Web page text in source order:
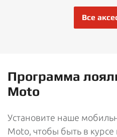
Все
Программа
Moto
Установите наше
Moto, чтобы быть в курсе